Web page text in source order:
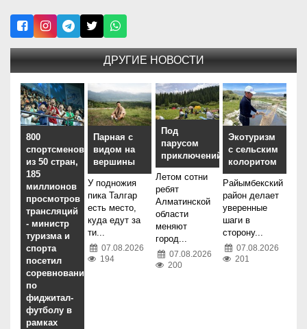
ДРУГИЕ НОВОСТИ
800
спортсменов
из 50 стран,
185
миллионов
просмотров
трансляций
- министр
туризма и
спорта
посетил
соревнования
по
фиджитал-
футболу в
рамках
Парная с
видом на
вершины
У подножия
пика Талгар
есть место,
куда едут за
ти...
07.08.2026
194
Под
парусом
приключений
Летом сотни
ребят
Алматинской
области
меняют
город...
07.08.2026
200
Экотуризм
с сельским
колоритом
Райымбекский
район делает
уверенные
шаги в
сторону...
07.08.2026
201